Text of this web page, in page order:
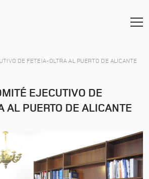
DE FETEIA-OLTRA AL PUERTO DE ALICANTE
-
EJECUTIVO DE
AL PUERTO DE ALICANTE